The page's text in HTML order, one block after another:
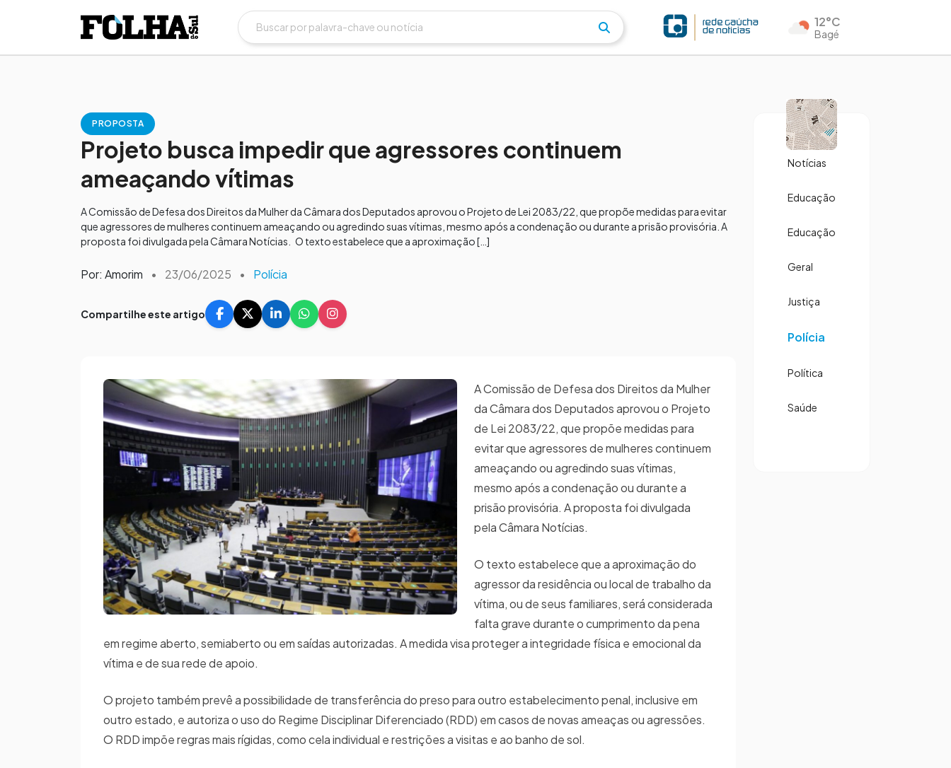
12°C
Bagé
PROPOSTA
Projeto busca impedir que agressores continuem
ameaçando vítimas
A Comissão de Defesa dos Direitos da Mulher da Câmara dos Deputados aprovou o Projeto de Lei 2083/22, que propõe medidas para evitar
que agressores de mulheres continuem ameaçando ou agredindo suas vítimas, mesmo após a condenação ou durante a prisão provisória. A
proposta foi divulgada pela Câmara Notícias. O texto estabelece que a aproximação […]
Por: Amorim • 23/06/2025 • Polícia
Compartilhe este artigo
A Comissão de Defesa dos Direitos da Mulher
da Câmara dos Deputados aprovou o Projeto
de Lei 2083/22, que propõe medidas para
evitar que agressores de mulheres continuem
ameaçando ou agredindo suas vítimas,
mesmo após a condenação ou durante a
prisão provisória. A proposta foi divulgada
pela Câmara Notícias.
O texto estabelece que a aproximação do
agressor da residência ou local de trabalho da
vítima, ou de seus familiares, será considerada
falta grave durante o cumprimento da pena
em regime aberto, semiaberto ou em saídas autorizadas. A medida visa proteger a integridade física e emocional da
vítima e de sua rede de apoio.
O projeto também prevê a possibilidade de transferência do preso para outro estabelecimento penal, inclusive em
outro estado, e autoriza o uso do Regime Disciplinar Diferenciado (RDD) em casos de novas ameaças ou agressões.
O RDD impõe regras mais rígidas, como cela individual e restrições a visitas e ao banho de sol.
Notícias
Educação
Educação
Geral
Justiça
Polícia
Política
Saúde